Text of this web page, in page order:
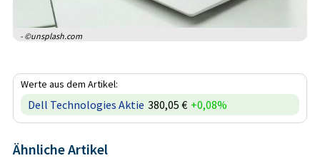
- ©unsplash.com
Werte aus dem Artikel:
Dell Technologies Aktie 380,05 € +0,08%
Ähnliche Artikel